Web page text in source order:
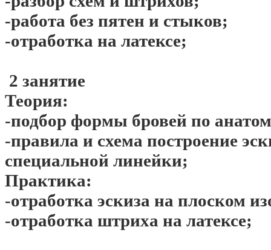
-работа без пятен и стыков;
-отработка на латексе;
2 занятие
Теория:
-подбор формы бровей по
-правила и схема построение
специальной линейки;
Практика:
-отработка эскиза на плоском
-отработка штриха на латексе;